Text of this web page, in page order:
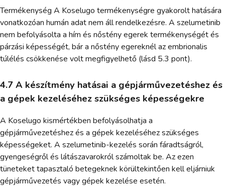
Termékenység A Koselugo termékenységre gyakorolt hatására
vonatkozóan humán adat nem áll rendelkezésre. A szelumetinib
nem befolyásolta a hím és nőstény egerek termékenységét és
párzási képességét, bár a nőstény egereknél az embrionalis
túlélés csökkenése volt megfigyelhető (lásd 5.3 pont).
4.7 A készítmény hatásai a gépjárművezetéshez és
a gépek kezeléséhez szükséges képességekre
A Koselugo kismértékben befolyásolhatja a
gépjárművezetéshez és a gépek kezeléséhez szükséges
képességeket. A szelumetinib-kezelés során fáradtságról,
gyengeségről és látászavarokról számoltak be. Az ezen
tüneteket tapasztaló betegeknek körültekintően kell eljárniuk
gépjárművezetés vagy gépek kezelése esetén.